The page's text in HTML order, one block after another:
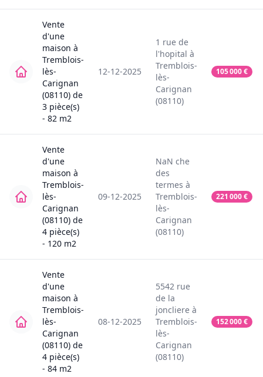
Vente
d'une
maison à
Tremblois-
lès-
Carignan
(08110) de
3 pièce(s)
- 82 m2
12-12-2025
1 rue de
l'hopital à
Tremblois-
lès-
Carignan
(08110)
105 000€
Vente
d'une
maison à
Tremblois-
lès-
Carignan
(08110) de
4 pièce(s)
- 120 m2
09-12-2025
NaN che
des
termes à
Tremblois-
lès-
Carignan
(08110)
221 000€
Vente
d'une
maison à
Tremblois-
lès-
Carignan
(08110) de
4 pièce(s)
- 84 m2
08-12-2025
5542 rue
de la
joncliere à
Tremblois-
lès-
Carignan
(08110)
152 000€